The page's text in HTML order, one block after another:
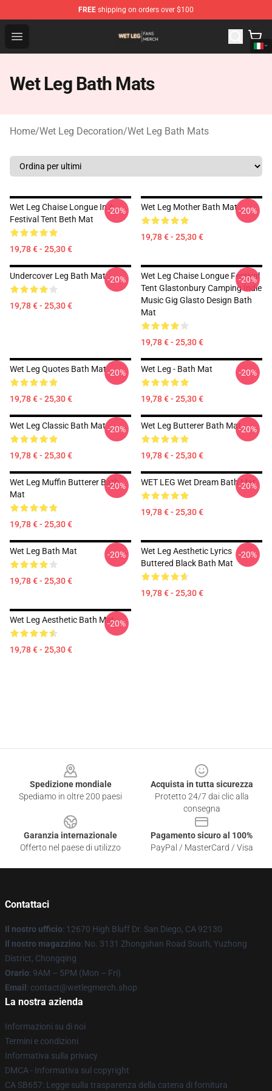
FREE shipping on orders over $100
Open menu
Wet Leg Shop - Official Wet Leg Merchandise Store
Wet Leg Bath Mats
Home/Wet Leg Decoration/Wet Leg Bath Mats
Wet Leg Chaise Longue In A
Festival Tent Beth Mat
19,78 € - 25,30 €
-20% Wet Leg Mother Bath Mat
19,78 € - 25,30 €
-20%
Undercover Leg Bath Mat
19,78 € - 25,30 €
-20%
Wet Leg Chaise Longue Festival
Tent Glastonbury Camping Indie
Music Gig Glasto Design Bath
Mat
19,78 € - 25,30 €
-20%
Wet Leg Quotes Bath Mat
19,78 € - 25,30 €
-20% Wet Leg - Bath Mat
19,78 € - 25,30 €
-20%
Wet Leg Classic Bath Mat
19,78 € - 25,30 €
-20% Wet Leg Butterer Bath Mat
19,78 € - 25,30 €
-20%
Wet Leg Muffin Butterer Bath
Mat
19,78 € - 25,30 €
-20% WET LEG Wet Dream Bath Mat
19,78 € - 25,30 €
-20%
Wet Leg Bath Mat
19,78 € - 25,30 €
-20%
Wet Leg Aesthetic Lyrics
Buttered Black Bath Mat
19,78 € - 25,30 €
-20%
Wet Leg Aesthetic Bath Mat
19,78 € - 25,30 €
-20%
Spedizione mondiale
Spediamo in oltre 200 paesi
Acquista in tutta sicurezza
Protetto 24/7 dai clic alla
consegna
Garanzia internazionale
Offerto nel paese di utilizzo
Pagamento sicuro al 100%
PayPal / MasterCard / Visa
Contattaci
Il nostro ufficio: 12670 High Bluff Dr. San Diego, CA 92130
Il nostro magazzino: No. 3131 Zhongshan Road South, Yuzhong
District, Chongqing
Orario: 9AM – 5PM (Mon – Fri)
Email : contact@wetlegmerch.shop
La nostra azienda
Informazioni su di noi
Termini e condizioni
Informativa sulla privacy
DMCA - Informativa sul copyright
CA SB657: Legge sulla trasparenza della catena di fornitura